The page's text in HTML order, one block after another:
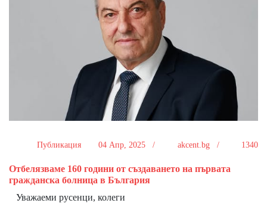
Публикация 04 Апр, 2025 / akcent.bg / 1340
Отбелязваме 160 години от създаването на първата
гражданска болница в България
Уважаеми русенци, колеги